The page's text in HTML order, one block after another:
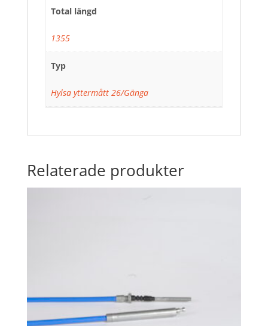
Total längd
1355
Typ
Hylsa yttermått 26/Gänga
Relaterade produkter